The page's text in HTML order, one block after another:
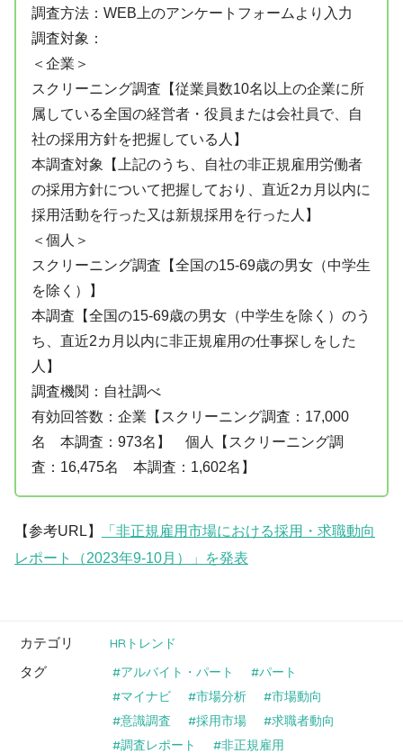
調査方法：WEB上のアンケートフォームより入力
調査対象：
＜企業＞
スクリーニング調査【従業員数10名以上の企業に所
属している全国の経営者・役員または会社員で、自
社の採用方針を把握している人】
本調査対象【上記のうち、自社の非正規雇用労働者
の採用方針について把握しており、直近2カ月以内に
採用活動を行った又は新規採用を行った人】
＜個人＞
スクリーニング調査【全国の15-69歳の男女（中学生
を除く）】
本調査【全国の15-69歳の男女（中学生を除く）のう
ち、直近2カ月以内に非正規雇用の仕事探しをした
人】
調査機関：自社調べ
有効回答数：企業【スクリーニング調査：17,000
名 本調査：973名】 個人【スクリーニング調
査：16,475名 本調査：1,602名】
【参考URL】
「非正規雇用市場における採用・求職動向
レポート（2023年9-10月）」を発表
カテゴリ HRトレンド
タグ アルバイト・パート
パート
マイナビ
市場分析
市場動向
意識調査
採用市場
求職者動向
調査レポート
非正規雇用